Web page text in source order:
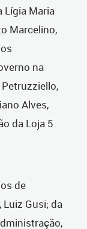
Lígia Maria
Marcelino,
na
Alves,
da Loja 5
de
Gusi; da